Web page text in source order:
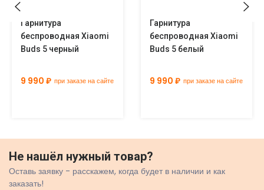
Гарнитура
беспроводная Xiaomi
Buds 5 черный
9 990 ₽ при заказе на сайте
Гарнитура
беспроводная Xiaomi
Buds 5 белый
9 990 ₽ при заказе на сайте
Не нашёл нужный товар?
Оставь заявку - расскажем, когда будет в наличии и как
заказать!